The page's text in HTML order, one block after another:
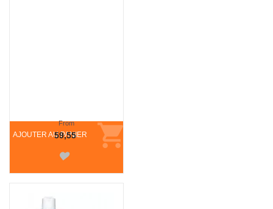
AJOUTER AU PANIER
From
59,55